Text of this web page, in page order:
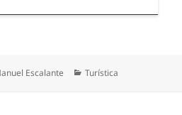
Escalante Categorías
Turística